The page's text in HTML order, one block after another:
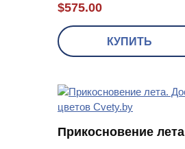
$575.00
КУПИТЬ
Прикосновение лета